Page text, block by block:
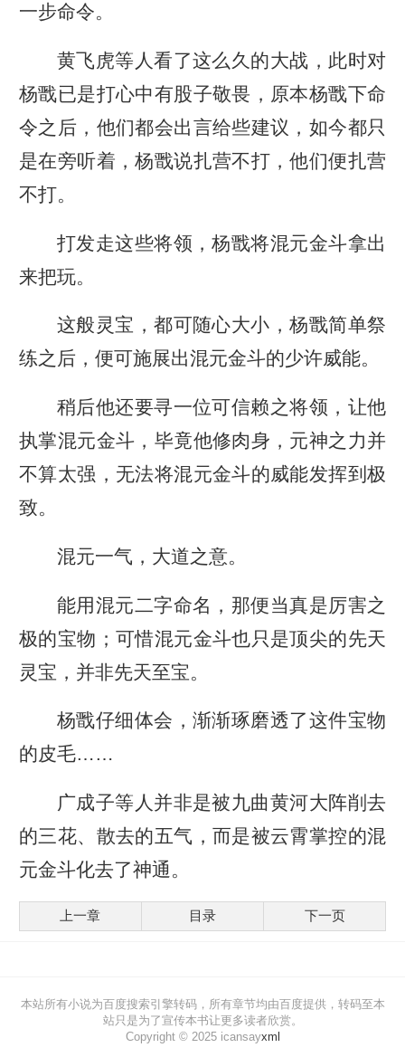
一步命令。
黄飞虎等人看了这么久的大战，此时对
杨戬已是打心中有股子敬畏，原本杨戬下命
令之后，他们都会出言给些建议，如今都只
是在旁听着，杨戬说扎营不打，他们便扎营
不打。
打发走这些将领，杨戬将混元金斗拿出
来把玩。
这般灵宝，都可随心大小，杨戬简单祭
练之后，便可施展出混元金斗的少许威能。
稍后他还要寻一位可信赖之将领，让他
执掌混元金斗，毕竟他修肉身，元神之力并
不算太强，无法将混元金斗的威能发挥到极
致。
混元一气，大道之意。
能用混元二字命名，那便当真是厉害之
极的宝物；可惜混元金斗也只是顶尖的先天
灵宝，并非先天至宝。
杨戬仔细体会，渐渐琢磨透了这件宝物
的皮毛……
广成子等人并非是被九曲黄河大阵削去
的三花、散去的五气，而是被云霄掌控的混
元金斗化去了神通。
上一章 目录 下一页
本站所有小说为百度搜索引擎转码，所有章节均由百度提供，转码至本
站只是为了宣传本书让更多读者欣赏。
Copyright © 2025 icansayxml